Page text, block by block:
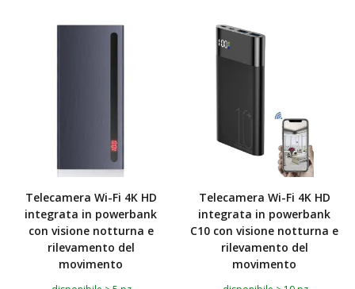
Telecamera Wi-Fi 4K HD
integrata in powerbank
con visione notturna e
rilevamento del
movimento
Telecamera Wi-Fi 4K HD
integrata in powerbank
C10 con visione notturna e
rilevamento del
movimento